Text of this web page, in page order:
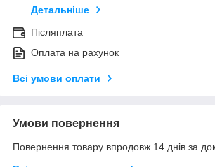
Детальніше
Післяплата
Оплата на рахунок
Всі умови оплати
Умови повернення
Повернення товару впродовж 14 днів за